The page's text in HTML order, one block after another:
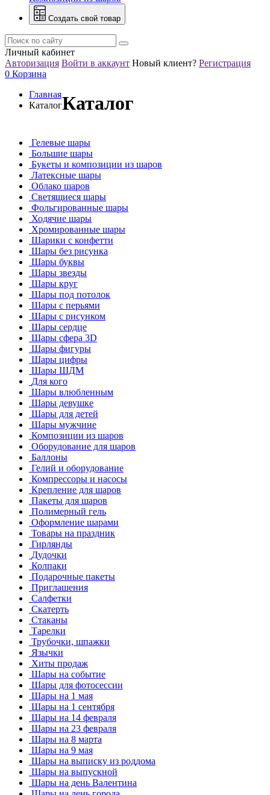
Создать свой товар
Личный кабинет
Авторизация Войти в аккаунт Новый клиент? Регистрация
0 Корзина
Главная
КаталогКаталог
Гелевые шары
Большие шары
Букеты и композиции из шаров
Латексные шары
Облако шаров
Светящиеся шары
Фольгированные шары
Ходячие шары
Хромированные шары
Шарики с конфетти
Шары без рисунка
Шары буквы
Шары звезды
Шары круг
Шары под потолок
Шары с перьями
Шары с рисунком
Шары сердце
Шары сфера 3D
Шары фигуры
Шары цифры
Шары ШДМ
Для кого
Шары влюбленным
Шары девушке
Шары для детей
Шары мужчине
Композиции из шаров
Оборудование для шаров
Баллоны
Гелий и оборудование
Компрессоры и насосы
Крепление для шаров
Пакеты для шаров
Полимерный гель
Оформление шарами
Товары на праздник
Гирлянды
Дудочки
Колпаки
Подарочные пакеты
Приглашения
Салфетки
Скатерть
Стаканы
Тарелки
Трубочки, шпажки
Язычки
Хиты продаж
Шары на событие
Шары для фотосессии
Шары на 1 мая
Шары на 1 сентября
Шары на 14 февраля
Шары на 23 февраля
Шары на 8 марта
Шары на 9 мая
Шары на выписку из роддома
Шары на выпускной
Шары на день Валентина